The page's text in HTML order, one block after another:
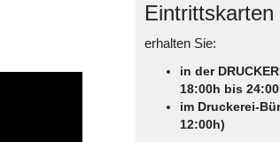
erhalten Sie:
in der
18:00h bis
im Druckerei-
12:00h)